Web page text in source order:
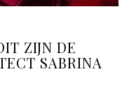
ZIJN DE
SABRINA